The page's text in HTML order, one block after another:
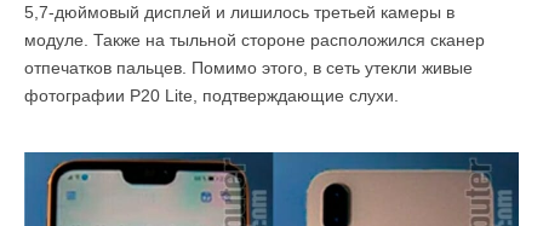
5,7-дюймовый дисплей и лишилось третьей камеры в
модуле. Также на тыльной стороне расположился сканер
отпечатков пальцев. Помимо этого, в сеть утекли живые
фотографии P20 Lite, подтверждающие слухи.